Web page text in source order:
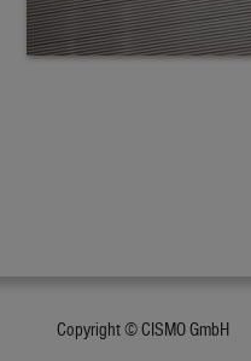
Copyright © CISMO GmbH